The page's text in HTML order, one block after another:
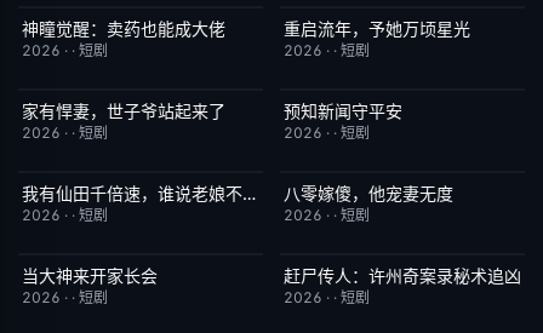
完结 7.0
神瞳觉醒：卖药也能成大佬
2026 · · 短剧
完结
重启流年，予她万顷星光
2026 · · 短剧
完结
家有悍妻，世子爷站起来了
2026 · · 短剧
完结
预知新闻守平安
2026 · · 短剧
完结 6.0我有仙田千倍速，谁说老娘不是仙
2026 · · 短剧
完结
八零嫁傻，他宠妻无度
2026 · · 短剧
完结
当大神来开家长会
2026 · · 短剧
完结 9.0
赶尸传人：许州奇案录秘术追凶
2026 · · 短剧